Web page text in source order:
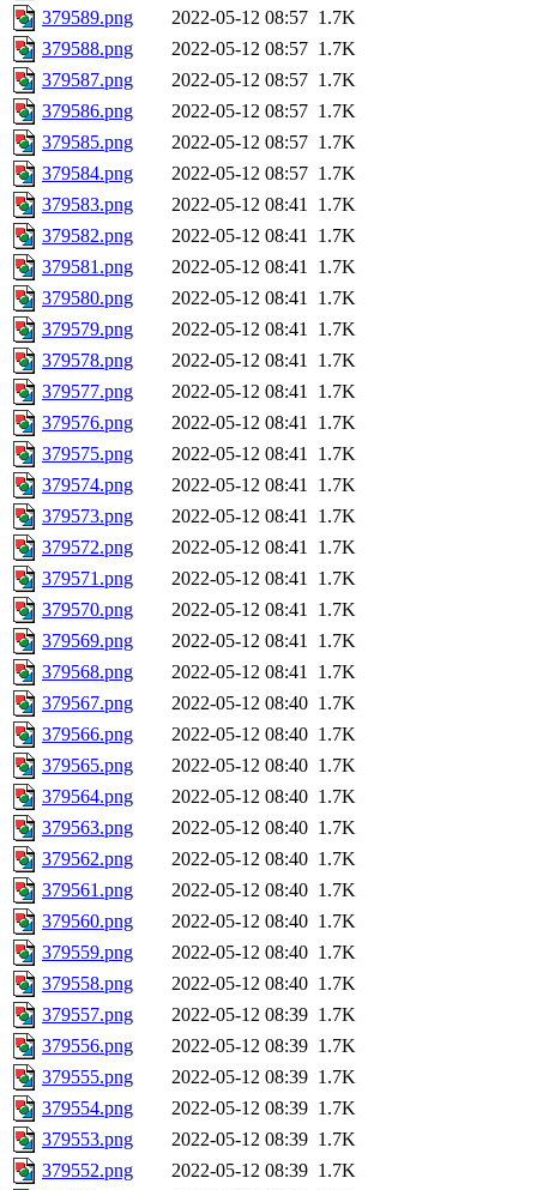
379589.png
2022-05-12 08:57 1.7K
379588.png
2022-05-12 08:57 1.7K
379587.png
2022-05-12 08:57 1.7K
379586.png
2022-05-12 08:57 1.7K
379585.png
2022-05-12 08:57 1.7K
379584.png
2022-05-12 08:57 1.7K
379583.png
2022-05-12 08:41 1.7K
379582.png
2022-05-12 08:41 1.7K
379581.png
2022-05-12 08:41 1.7K
379580.png
2022-05-12 08:41 1.7K
379579.png
2022-05-12 08:41 1.7K
379578.png
2022-05-12 08:41 1.7K
379577.png
2022-05-12 08:41 1.7K
379576.png
2022-05-12 08:41 1.7K
379575.png
2022-05-12 08:41 1.7K
379574.png
2022-05-12 08:41 1.7K
379573.png
2022-05-12 08:41 1.7K
379572.png
2022-05-12 08:41 1.7K
379571.png
2022-05-12 08:41 1.7K
379570.png
2022-05-12 08:41 1.7K
379569.png
2022-05-12 08:41 1.7K
379568.png
2022-05-12 08:41 1.7K
379567.png
2022-05-12 08:40 1.7K
379566.png
2022-05-12 08:40 1.7K
379565.png
2022-05-12 08:40 1.7K
379564.png
2022-05-12 08:40 1.7K
379563.png
2022-05-12 08:40 1.7K
379562.png
2022-05-12 08:40 1.7K
379561.png
2022-05-12 08:40 1.7K
379560.png
2022-05-12 08:40 1.7K
379559.png
2022-05-12 08:40 1.7K
379558.png
2022-05-12 08:40 1.7K
379557.png
2022-05-12 08:39 1.7K
379556.png
2022-05-12 08:39 1.7K
379555.png
2022-05-12 08:39 1.7K
379554.png
2022-05-12 08:39 1.7K
379553.png
2022-05-12 08:39 1.7K
379552.png
2022-05-12 08:39 1.7K